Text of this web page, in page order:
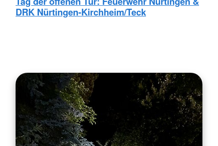
DRK Nürtingen-Kirchheim/Teck